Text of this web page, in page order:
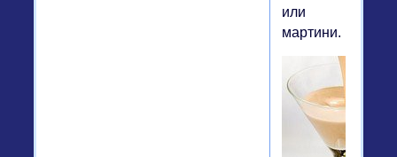
или
мартини.